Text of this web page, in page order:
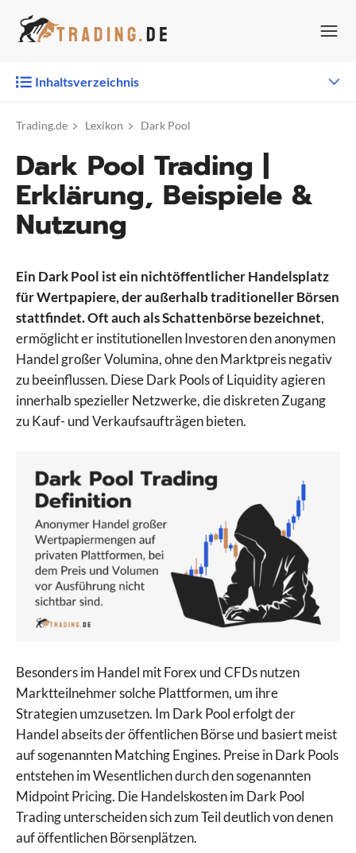
Inhalt
Inhaltsverzeichnis
Trading.de Lexikon Dark Pool
Dark Pool Trading |
Erklärung, Beispiele &
Nutzung
Ein Dark Pool ist ein nichtöffentlicher Handelsplatz
für Wertpapiere, der außerhalb traditioneller Börsen
stattfindet. Oft auch als Schattenbörse bezeichnet,
ermöglicht er institutionellen Investoren den anonymen
Handel großer Volumina, ohne den Marktpreis negativ
zu beeinflussen. Diese Dark Pools of Liquidity agieren
innerhalb spezieller Netzwerke, die diskreten Zugang
zu Kauf- und Verkaufsaufträgen bieten.
Besonders im Handel mit Forex und CFDs nutzen
Marktteilnehmer solche Plattformen, um ihre
Strategien umzusetzen. Im Dark Pool erfolgt der
Handel abseits der öffentlichen Börse und basiert meist
auf sogenannten Matching Engines. Preise in Dark Pools
entstehen im Wesentlichen durch den sogenannten
Midpoint Pricing. Die Handelskosten im Dark Pool
Trading unterscheiden sich zum Teil deutlich von denen
auf öffentlichen Börsenplätzen.